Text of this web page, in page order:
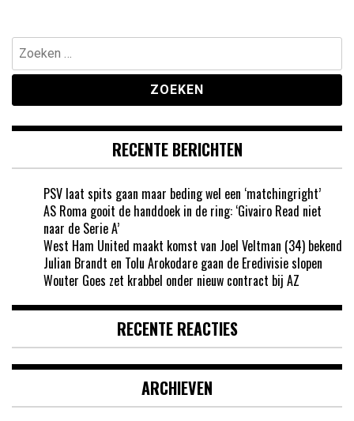
Zoeken
naar:
RECENTE BERICHTEN
PSV laat spits gaan maar beding wel een ‘matchingright’
AS Roma gooit de handdoek in de ring: ‘Givairo Read niet
naar de Serie A’
West Ham United maakt komst van Joel Veltman (34) bekend
Julian Brandt en Tolu Arokodare gaan de Eredivisie slopen
Wouter Goes zet krabbel onder nieuw contract bij AZ
RECENTE REACTIES
ARCHIEVEN